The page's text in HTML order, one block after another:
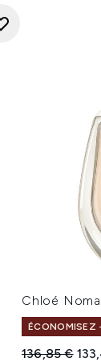
Chloé
ÉCONOMISEZ
Prix de
136,85 € Prix